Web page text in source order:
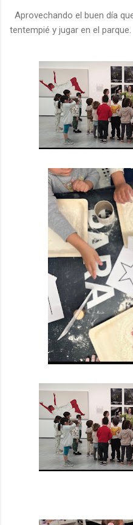
Aprovechando el buen día
tentempié y jugar en el parque.